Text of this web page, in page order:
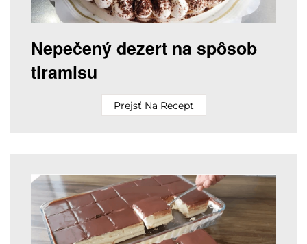
Nepečený dezert na spôsob
tiramisu
Prejsť Na Recept